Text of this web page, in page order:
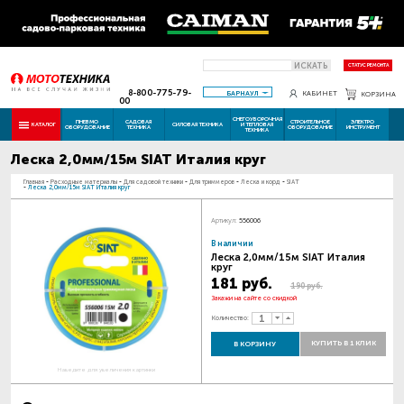
ИСКАТЬ СТАТУС РЕМОНТА
8-800-775-79-
00
БАРНАУЛ КАБИНЕТ КОРЗИНА
КАТАЛОГ ПНЕВМО
ОБОРУДОВАНИЕ
САДОВАЯ
ТЕХНИКА СИЛОВАЯ ТЕХНИКА
СНЕГОУБОРОЧНАЯ
И ТЕПЛОВАЯ
ТЕХНИКА
СТРОИТЕЛЬНОЕ
ОБОРУДОВАНИЕ
ЭЛЕКТРО
ИНСТРУМЕНТ
Леска 2,0мм/15м SIAT Италия круг
Главная - Расходные материалы - Для садовой техники - Для триммеров - Леска и корд - SIAT
- Леска 2,0мм/15м SIAT Италия круг
Наведите для увеличения картинки
Артикул: 556006
В наличии
Леска 2,0мм/15м SIAT Италия
круг
181 руб. 190 руб.
Закажи на сайте со скидкой
Количество:
В КОРЗИНУ КУПИТЬ В 1 КЛИК